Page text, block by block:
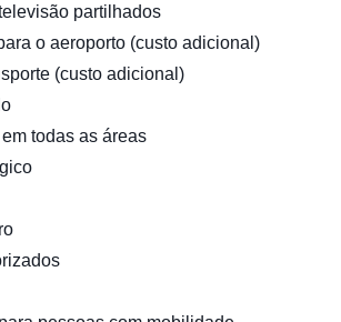
partilhados
o aeroporto (custo adicional)
(custo adicional)
todas as áreas